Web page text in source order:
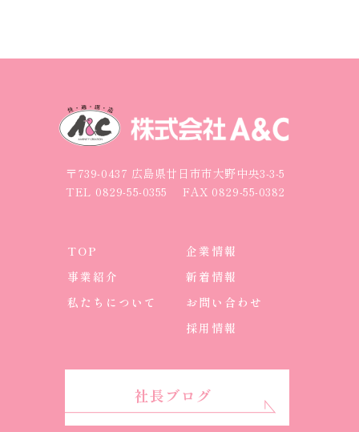
〒739-0437 広島県廿日市市大野中央3-3-5
TEL 0829-55-0355 FAX 0829-55-0382
TOP
事業紹介
私たちについて
企業情報
新着情報
お問い合わせ
採用情報
社長ブログ